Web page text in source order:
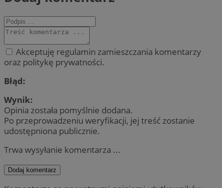
Akceptuję regulamin zamieszczania komentarzy
oraz politykę prywatności.
Błąd:
Wynik:
Opinia została pomyślnie dodana.
Po przeprowadzeniu weryfikacji, jej treść zostanie
udostępniona publicznie.
Trwa wysyłanie komentarza ...
Dodaj komentarz